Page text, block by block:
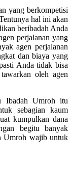
yang berkompetisi
hal ini akan
beribadah Anda
perjalanan yang
agen perjalanan
dan biaya yang
Anda tidak bisa
oleh agen
Ibadah Umroh itu
sebagian kaum
kumpulkan dana
begitu banyak
Umroh wajib untuk